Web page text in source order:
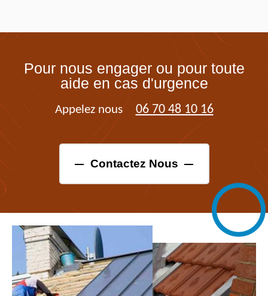
Pour nous engager ou pour toute
aide en cas d'urgence
Appelez nous 06 70 48 10 16
Contactez Nous